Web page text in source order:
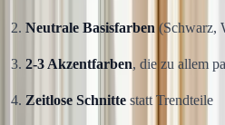
Neutrale Basisfarben (Schwarz,
2-3 Akzentfarben, die zu allem
Zeitlose Schnitte statt Trendteile